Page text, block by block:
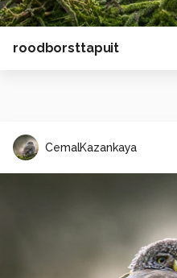
roodborsttapuit
CemalKazankaya